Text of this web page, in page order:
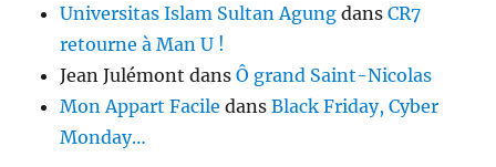
Universitas Islam Sultan Agung dansCR7
retourne à Man U !
Jean Julémont dansÔ grand Saint-Nicolas
Mon Appart Facile dansBlack Friday, Cyber
Monday…